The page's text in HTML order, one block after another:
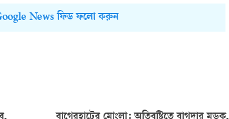
News ফিড ফলো করুন